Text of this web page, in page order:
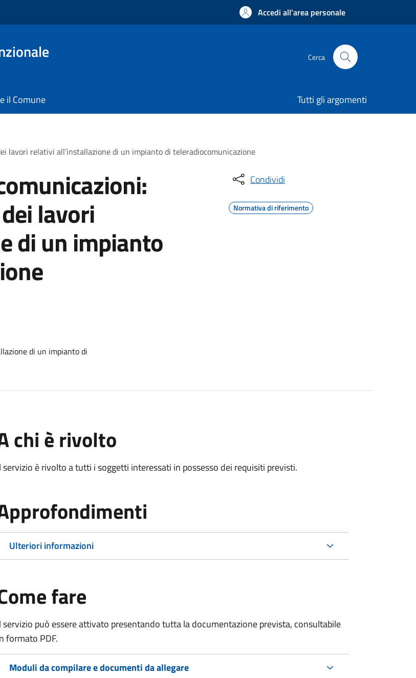
Accedi all'area personale
Cerca
il Comune Tutti gli argomenti
lavori relativi all’installazione di un impianto di teleradiocomunicazione
lavori
di un impianto
di un impianto di
Condividi
Normativa di riferimento
chi è rivolto
servizio è rivolto a tutti i soggetti interessati in possesso dei requisiti previsti.
Ulteriori informazioni
fare
servizio può essere attivato presentando tutta la documentazione prevista, consultabile
formato PDF.
Moduli da compilare e documenti da allegare